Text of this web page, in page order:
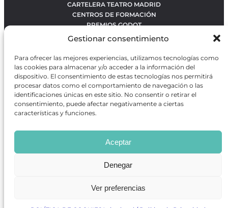
Gestionar consentimiento
Para ofrecer las mejores experiencias, utilizamos tecnologías como
las cookies para almacenar y/o acceder a la información del
dispositivo. El consentimiento de estas tecnologías nos permitirá
procesar datos como el comportamiento de navegación o las
identificaciones únicas en este sitio. No consentir o retirar el
consentimiento, puede afectar negativamente a ciertas
características y funciones.
Aceptar
Denegar
Ver preferencias
CARTELERA TEATRO MADRID
CENTROS DE FORMACIÓN
PREMIOS GODOT
CONTACTO
OBRAS MÁS VOTADAS
RANKING MEJORES OBRAS
BÚSQUEDA AVANZADA DE OBRAS
Revista GODOTes una revista independiente especializada
en información sobre artes escénicas de Madrid, gratuita y
que se distribuye en espacios escénicos, además de otros
puntos de interés turístico y de ocio de la capital.